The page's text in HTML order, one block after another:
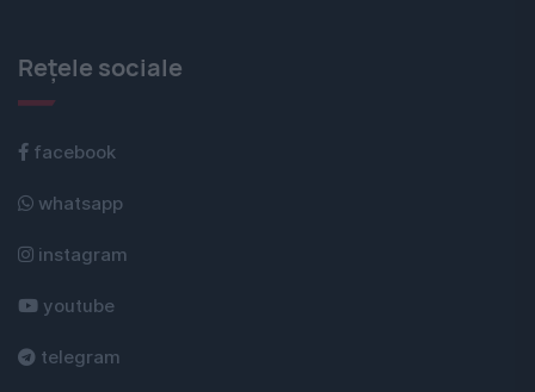
Rețele sociale
facebook
whatsapp
instagram
youtube
telegram